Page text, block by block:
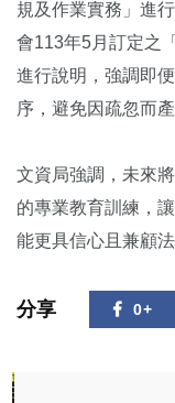
規及作業實務」進
會113年5月訂定之
進行說明，強調即
序，避免因疏忽而
文資局強調，未來
的專業教育訓練，
能更具信心且兼顧法
分享 0+